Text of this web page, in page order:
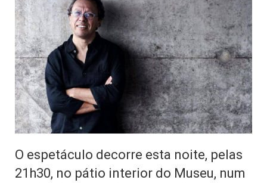
​O espetáculo decorre esta noite, pelas
21h30, no pátio interior do Museu, num